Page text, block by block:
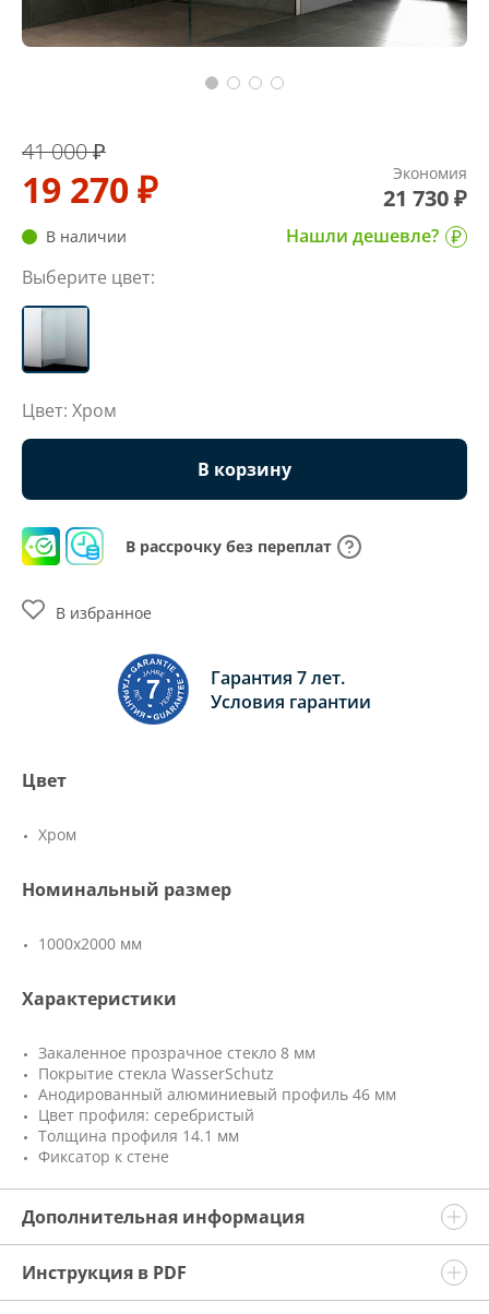
41 000 ₽
19 270 ₽ Экономия
21 730 ₽
В наличии
Нашли дешевле?
Выберите цвет:
Цвет: Хром
В корзину
В рассрочку без переплат
Гарантия 7 лет.
Условия гарантии
В избранное
Цвет
Хром
Номинальный размер
1000x2000 мм
Характеристики
Закаленное прозрачное стекло 8 мм
Покрытие стекла WasserSchutz
Анодированный алюминиевый профиль 46 мм
Цвет профиля: серебристый
Толщина профиля 14.1 мм
Фиксатор к стене
Дополнительная информация
Инструкция в PDF